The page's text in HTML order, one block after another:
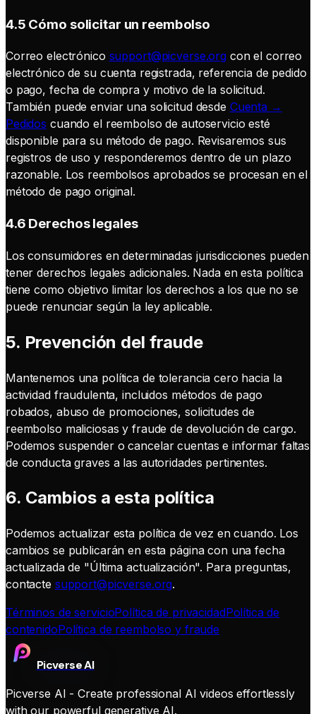
4.5 Cómo solicitar un reembolso
Correo electrónico support@picverse.org con el correo
electrónico de su cuenta registrada, referencia de pedido
o pago, fecha de compra y motivo de la solicitud.
También puede enviar una solicitud desde Cuenta →
Pedidos cuando el reembolso de autoservicio esté
disponible para su método de pago. Revisaremos sus
registros de uso y responderemos dentro de un plazo
razonable. Los reembolsos aprobados se procesan en el
método de pago original.
4.6 Derechos legales
Los consumidores en determinadas jurisdicciones pueden
tener derechos legales adicionales. Nada en esta política
tiene como objetivo limitar los derechos a los que no se
puede renunciar según la ley aplicable.
5. Prevención del fraude
Mantenemos una política de tolerancia cero hacia la
actividad fraudulenta, incluidos métodos de pago
robados, abuso de promociones, solicitudes de
reembolso maliciosas y fraude de devolución de cargo.
Podemos suspender o cancelar cuentas e informar faltas
de conducta graves a las autoridades pertinentes.
6. Cambios a esta política
Podemos actualizar esta política de vez en cuando. Los
cambios se publicarán en esta página con una fecha
actualizada de "Última actualización". Para preguntas,
contacte support@picverse.org.
Términos de servicioPolítica de privacidadPolítica de
contenidoPolítica de reembolso y fraude
Picverse AI
Picverse AI - Create professional AI videos effortlessly
with our powerful generative AI.